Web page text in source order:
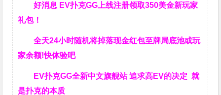
好消息 EV扑克GG上线注册领取350美金新玩家
礼包！
全天24小时随机将掉落现金红包至牌局底池或玩
家余额!快体验吧
EV扑克GG全新中文旗舰站追求高EV的决定就
是扑克的本质